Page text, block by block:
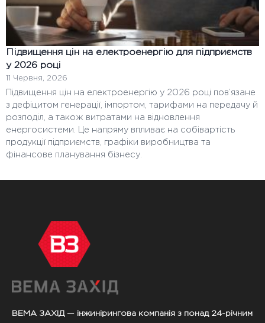
Підвищення цін на електроенергію для підприємств
у 2026 році
11 Червня, 2026
Підвищення цін на електроенергію у 2026 році пов’язане
з дефіцитом генерації, імпортом, тарифами на передачу й
розподіл, а також витратами на відновлення
енергосистеми. Це напряму впливає на собівартість
продукції підприємств, графіки виробництва та
фінансове планування бізнесу.
ВЕМА ЗАХІД — інжинірингова компанія з понад 24-річним